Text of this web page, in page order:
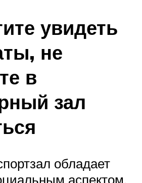
увидеть
не
в
зал
обладает
аспектом.